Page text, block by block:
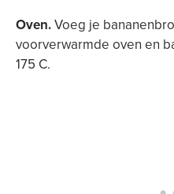
Oven.Voeg je
voorverwarmde oven en
175 C.